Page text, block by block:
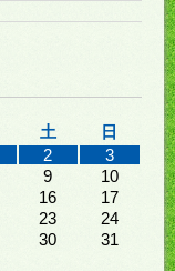
土
日
2
3
9
10
16
17
23
24
30 31